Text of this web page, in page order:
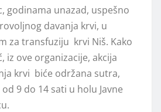
godinama unazad, uspešno
davanja krvi, u
za transfuziju krvi Niš. Kako
iz ove organizacije, akcija
krvi biće održana sutra,
9 do 14 sati u holu Javne